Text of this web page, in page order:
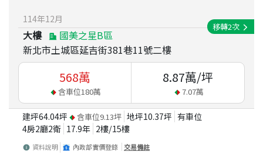
114年12月
大樓
國美之星B區
新北市土城區延吉街381巷11號二樓
移轉2次
568萬
含車位180萬
8.87萬/坪
7.07萬
建坪64.04坪 含車位9.13坪 地坪10.37坪 有車位
4房2廳2衛 17.9年 2樓/15樓
資料說明 內政部實價登錄 交易備註